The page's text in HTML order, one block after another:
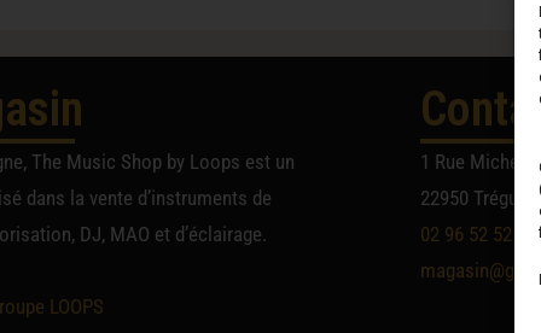
The Music Shop by Loops est un
dans la vente d’instruments de
DJ, MAO et d’éclairage.
LOOPS
1 Rue Michel
22950
02 96 52 52 52